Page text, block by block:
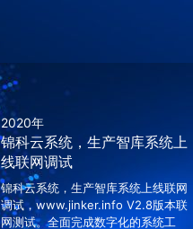
2020年
锦科云系统，生产智库系统上
线联网调试
锦科云系统，生产智库系统上线联网
调试，www.jinker.info V2.8版本联
网测试。全面完成数字化的系统工